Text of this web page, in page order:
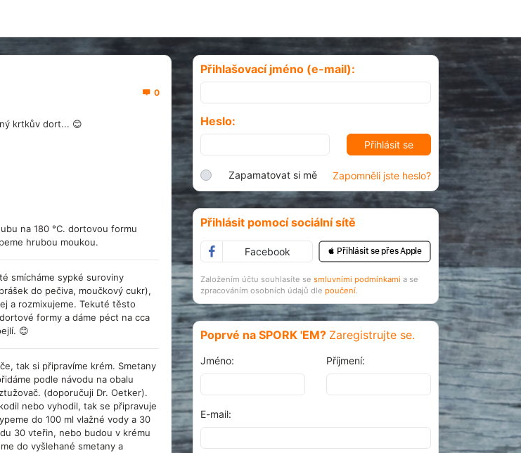
0
krtkův dort... 😊
na 180 °C. dortovou formu
hrubou moukou.
smícháme sypké suroviny
do pečiva, moučkový cukr),
a rozmixujeme. Tekuté těsto
formy a dáme péct na cca
😊
tak si připravíme krém. Smetany
podle návodu na obalu
(doporučuji Dr. Oetker).
nebo vyhodil, tak se připravuje
do 100 ml vlažné vody a 30
30 vteřin, nebo budou v krému
do vyšlehané smetany a
Přihlašovací jméno (e-mail):
Heslo:
Zapamatovat si mě Zapomněli jste heslo?
Přihlásit pomocí sociální sítě
Facebook  Přihlásit se přes Apple
Založením účtu souhlasíte se smluvními podmínkami a se
zpracováním osobních údajů dle poučení.
Poprvé na SPORK 'EM? Zaregistrujte se.
Jméno: Příjmení:
E-mail: